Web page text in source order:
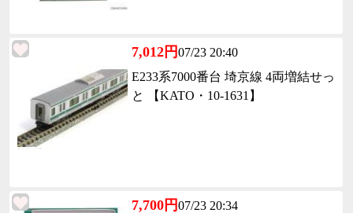
7,012円07/23 20:40
E233系7000番台 埼京線 4両増結せっ
と 【KATO・10-1631】
7,700円07/23 20:34